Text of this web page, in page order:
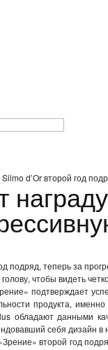
d’Or второй год
подряд, теперь за
чтобы видеть
подтверждает
продукта,
обладают данными
себя дизайн в
второй год